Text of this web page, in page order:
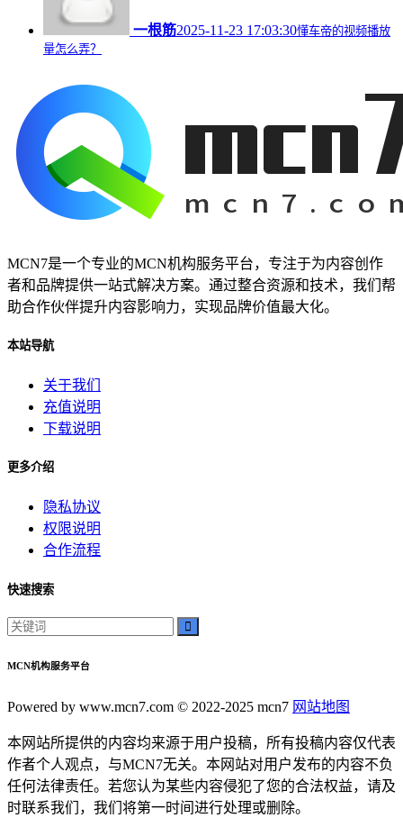
一根筋2025-11-23 17:03:30懂车帝的视频播放
量怎么弄？
MCN7是一个专业的MCN机构服务平台，专注于为内容创作
者和品牌提供一站式解决方案。通过整合资源和技术，我们帮
助合作伙伴提升内容影响力，实现品牌价值最大化。
本站导航
关于我们
充值说明
下载说明
更多介绍
隐私协议
权限说明
合作流程
快速搜索
MCN机构服务平台
Powered by www.mcn7.com © 2022-2025 mcn7 网站地图
本网站所提供的内容均来源于用户投稿，所有投稿内容仅代表
作者个人观点，与MCN7无关。本网站对用户发布的内容不负
任何法律责任。若您认为某些内容侵犯了您的合法权益，请及
时联系我们，我们将第一时间进行处理或删除。